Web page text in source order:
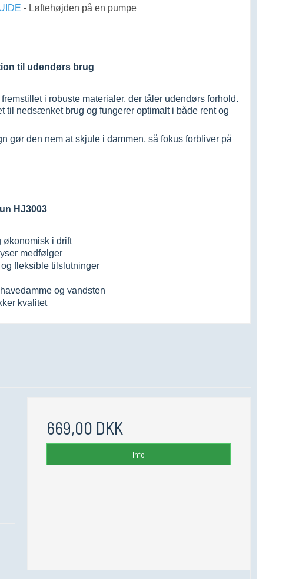
- Løftehøjden på en pumpe
til udendørs brug
i robuste materialer, der tåler udendørs forhold.
til nedsænket brug og fungerer optimalt i både rent og
gør den nem at skjule i dammen, så fokus forbliver på
HJ3003
økonomisk i drift
medfølger
fleksible tilslutninger
og vandsten
kvalitet
669,00 DKK
Info